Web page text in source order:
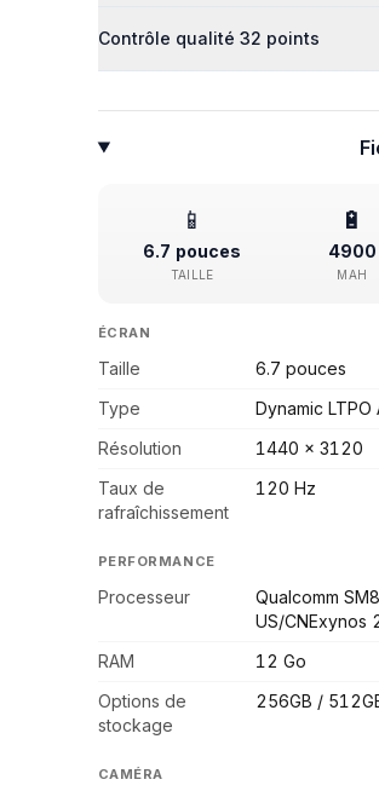
Contrôle qualité 32 points
📱
6.7 pouces
TAILLE
🔋
4900
MAH
ÉCRAN
Taille
6.7 pouces
Type
Dynamic
Résolution
1440 x 3120
Taux de
rafraîchissement
120 Hz
PERFORMANCE
Processeur
Qualcomm
US/CNExynos
RAM
12 Go
Options de
stockage
256GB /
CAMÉRA